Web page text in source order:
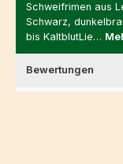
Schweifrimen aus
Schwarz,
bis KaltblutLie…
Bewertungen